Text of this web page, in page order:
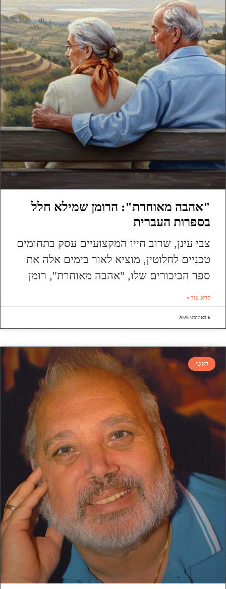
"אהבה מאוחרת": הרומן שמילא חלל
בספרות העברית
צבי עינן, שרוב חייו המקצועיים עסק בתחומים
טכניים לחלוטין, מוציא לאור בימים אלה את
ספר הביכורים שלו, "אהבה מאוחרת", רומן
קרא עוד »
6 באוגוסט 2026
ראשי